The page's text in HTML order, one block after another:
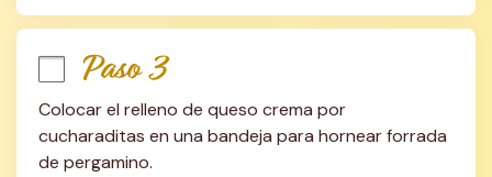
Paso 3
Colocar el relleno de queso crema por
cucharaditas en una bandeja para hornear forrada
de pergamino.